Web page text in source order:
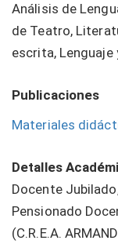
Análisis de
de Teatro,
escrita,
Publicaciones
Materiales
Detalles
Docente
Pensionado
(C.R.E.A.